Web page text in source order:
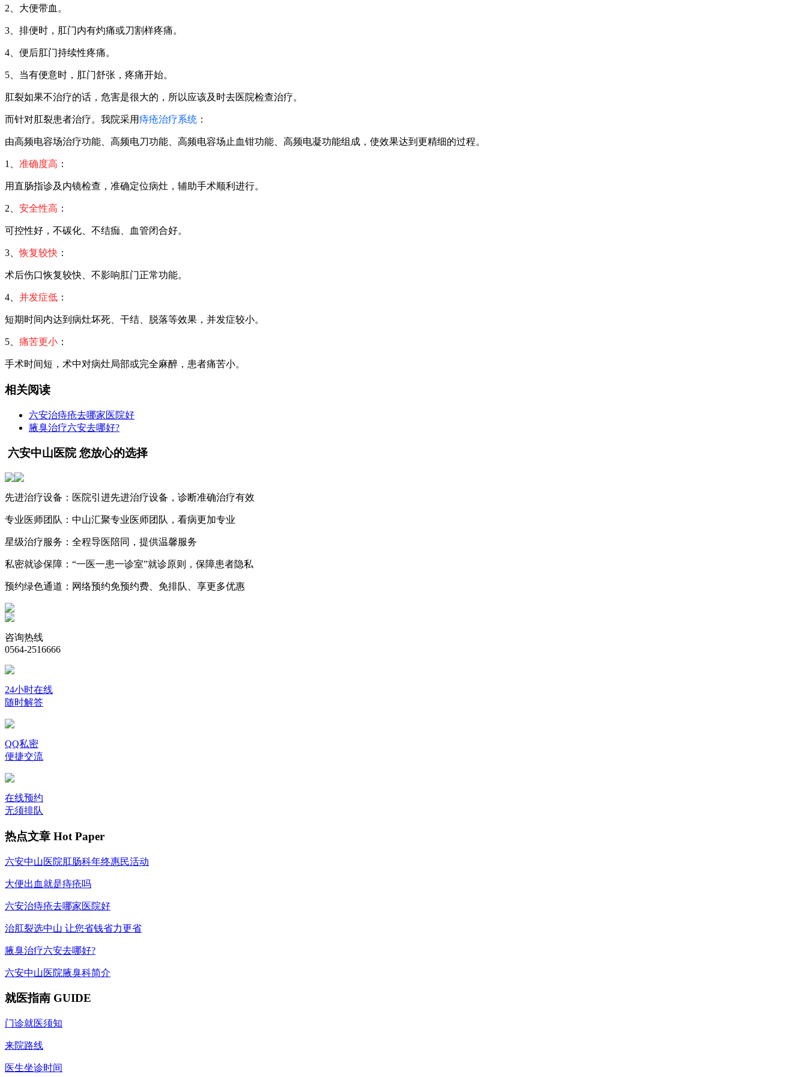
2、大便带血。
3、排便时，肛门内有灼痛或刀割样疼痛。
4、便后肛门持续性疼痛。
5、当有便意时，肛门舒张，疼痛开始。
肛裂如果不治疗的话，危害是很大的，所以应该及时去医院检查治疗。
而针对肛裂患者治疗。我院采用痔疮治疗系统 ：
由高频电容场治疗功能、高频电刀功能、高频电容场止血钳功能、高频电凝功能组成，使效果达到更精细的过程。
1、 准确度高 ：
用直肠指诊及内镜检查，准确定位病灶，辅助手术顺利进行。
2、 安全性高 ：
可控性好，不碳化、不结痂、血管闭合好。
3、恢复较快 ：
术后伤口恢复较快、不影响肛门正常功能。
4、 并发症低 ：
短期时间内达到病灶坏死、干结、脱落等效果，并发症较小。
5、 痛苦更小 ：
手术时间短，术中对病灶局部或完全麻醉，患者痛苦小。
相关阅读
六安治痔疮去哪家医院好
腋臭治疗六安去哪好?
六安中山医院 您放心的选择
先进治疗设备： 医院引进先进治疗设备，诊断准确治疗有效
专业医师团队： 中山汇聚专业医师团队，看病更加专业
星级治疗服务： 全程导医陪同，提供温馨服务
私密就诊保障： “一医一患一诊室”就诊原则，保障患者隐私
预约绿色通道： 网络预约免预约费、免排队、享更多优惠
咨询热线
0564-2516666
24小时在线
随时解答
QQ私密
便捷交流
在线预约
无须排队
热点文章 Hot Paper
六安中山医院肛肠科年终惠民活动
大便出血就是痔疮吗
六安治痔疮去哪家医院好
治肛裂选中山 让您省钱省力更省
腋臭治疗六安去哪好?
六安中山医院腋臭科简介
就医指南 GUIDE
门诊就医须知
来院路线
医生坐诊时间